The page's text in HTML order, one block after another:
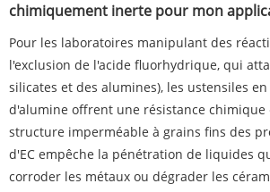
chimiquement inerte pour mon
Pour les laboratoires manipulant des
l'exclusion de l'acide fluorhydrique, qui
silicates et des alumines), les ustensiles
d'alumine offrent une résistance chimique
structure imperméable à grains fins des
d'EC empêche la pénétration de liquides
corroder les métaux ou dégrader les